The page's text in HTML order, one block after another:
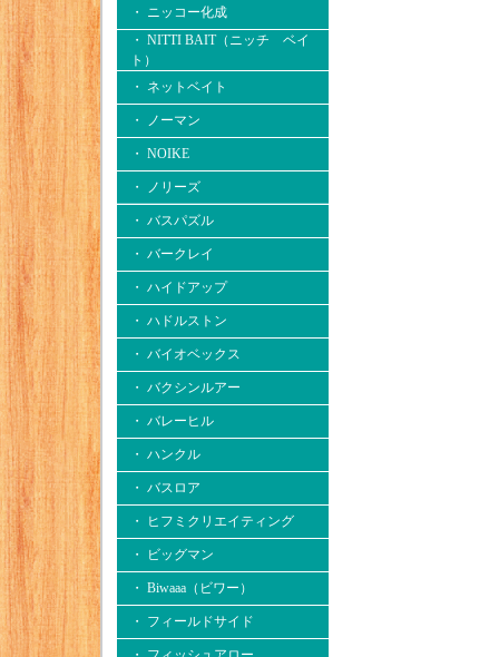
・ ニッコー化成
・ NITTI BAIT（ニッチ ベイ
ト）
・ ネットベイト
・ ノーマン
・ NOIKE
・ ノリーズ
・ バスパズル
・ バークレイ
・ ハイドアップ
・ ハドルストン
・ バイオベックス
・ バクシンルアー
・ バレーヒル
・ ハンクル
・ バスロア
・ ヒフミクリエイティング
・ ビッグマン
・ Biwaaa（ビワー）
・ フィールドサイド